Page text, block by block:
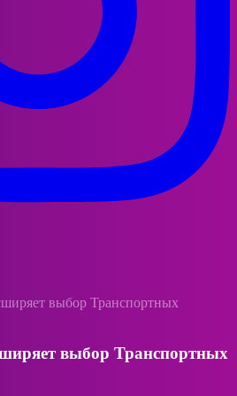
выбор Транспортных
выбор Транспортных